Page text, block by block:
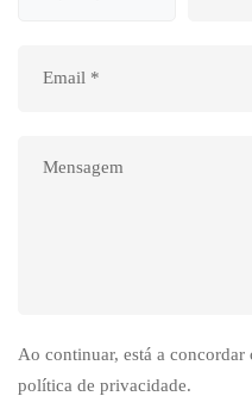
Ao continuar, está a concordar
política de privacidade.